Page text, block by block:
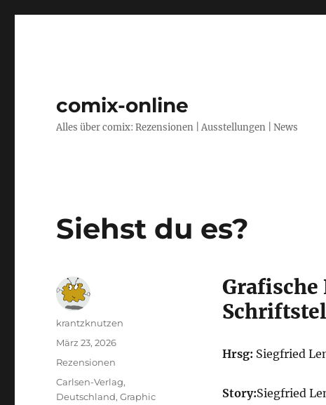
comix-online
Alles über comix: Rezensionen | Ausstellungen | News
Siehst du es?
Grafische
Hrsg: Siegfried
Story:Siegfried
Autor
krantzknutzen
Veröffentlicht
März 23, 2026
Kategorien
Rezensionen
Schlagwörter
Carlsen-Verlag,
Deutschland,Graphic